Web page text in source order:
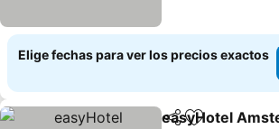
Elige fechas para ver los precios exactos
Compartir
easyHotel